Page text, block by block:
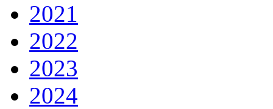
2021
2022
2023
2024